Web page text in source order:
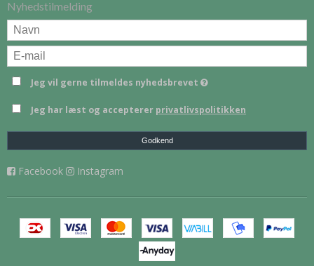
Nyhedstilmelding
Jeg vil gerne tilmeldes nyhedsbrevet
Jeg har læst og accepterer privatlivspolitikken
Godkend
Facebook Instagram